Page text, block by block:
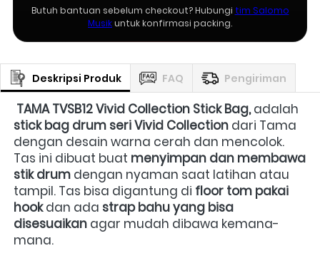
Butuh bantuan sebelum checkout? Hubungi tim Salomo
Musikuntuk konfirmasi packing.
Deskripsi Produk FAQ Pengiriman
TAMA TVSB12 Vivid Collection Stick Bag,
stick bag drum seri Vivid Collection dari Tama
dengan desain warna cerah dan mencolok.
Tas ini dibuat buat menyimpan dan membawa
stik drum dengan nyaman saat latihan atau
tampil. Tas bisa digantung di floor tom pakai
hook dan ada strap bahu yang bisa
disesuaikan agar mudah dibawa kemana-
mana.